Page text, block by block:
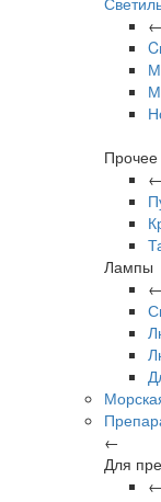
←
Прочее
←
Лампы
←
←
Для
←